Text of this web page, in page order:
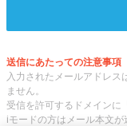
送信にあたっての注意事項
入力されたメールアドレス
ません。
受信を許可するドメインに
iモードの方はメール本文